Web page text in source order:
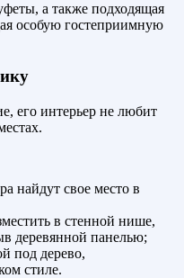
а также подходящая
особую гостеприимную
его интерьер не любит
найдут свое место в
в стенной нише,
деревянной панелью;
под дерево,
стиле.